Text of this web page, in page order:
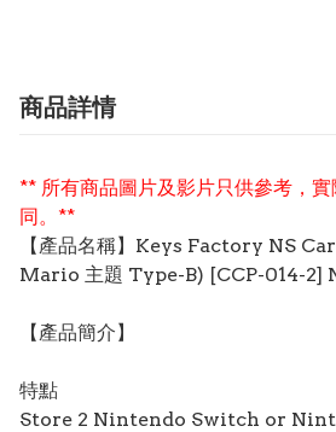
商品詳情
** 所有商品圖片及影片只供參考，
同。**
【產品名稱】Keys Factory NS
Mario 主題 Type-B) [CCP-014-2]
【產品簡介】
特點
Store 2 Nintendo Switch or